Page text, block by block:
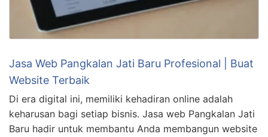
Jasa Web Pangkalan Jati Baru Profesional | Buat
Website Terbaik
Di era digital ini, memiliki kehadiran online adalah
keharusan bagi setiap bisnis. Jasa web Pangkalan Jati
Baru hadir untuk membantu Anda membangun website